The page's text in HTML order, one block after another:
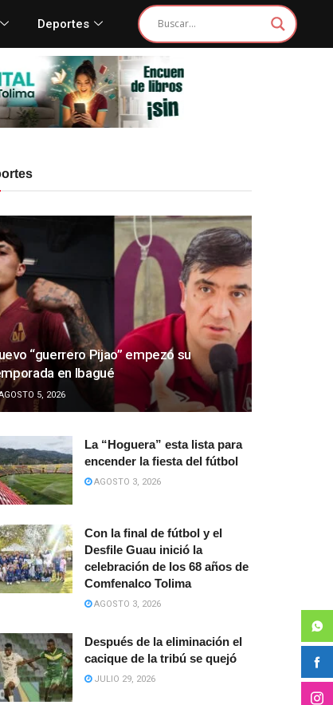
Deportes
“guerrero Pijao” empezó su
en Ibagué
5, 2026
La “Hoguera” esta lista para
encender la fiesta del fútbol
AGOSTO 3, 2026
Con la final de fútbol y el
Desfile Guau inició la
celebración de los 68 años de
Comfenalco Tolima
AGOSTO 3, 2026
Después de la eliminación el
cacique de la tribú se quejó
JULIO 29, 2026